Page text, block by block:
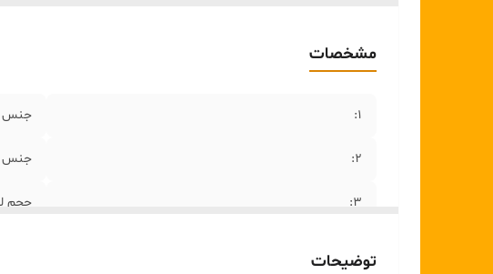
مشخصات
1: جنس
۲: جنس
۳: حجم لیتر۲/۵ و ۲لیتر مناسب
توضیحات